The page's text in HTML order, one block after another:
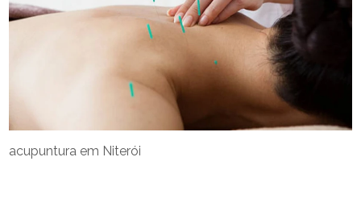
acupuntura em Niterói